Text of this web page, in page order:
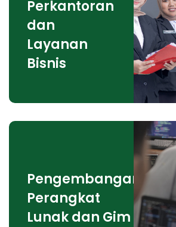
Perkantoran
dan
Layanan
Bisnis
Pengembangan
Perangkat
Lunak dan Gim